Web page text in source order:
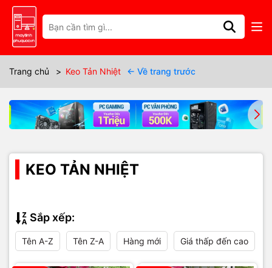
Trang chủ > Keo Tản Nhiệt ← Về trang trước
KEO TẢN NHIỆT
Sắp xếp:
Tên A-Z Tên Z-A Hàng mới Giá thấp đến cao